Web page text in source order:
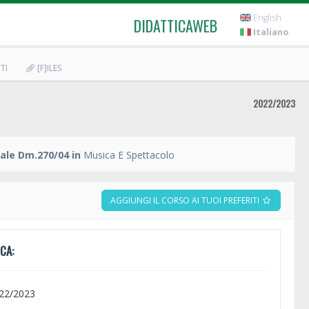
DIDATTICAWEB
English
Italiano
[F]ILES
2022/2023
Dm.270/04 in Musica E Spettacolo
AGGIUNGI IL CORSO AI TUOI PREFERITI
2023